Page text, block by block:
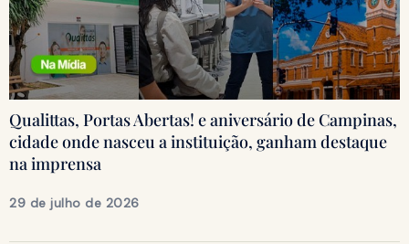
Qualittas, Portas Abertas! e aniversário de Campinas,
cidade onde nasceu a instituição, ganham destaque
na imprensa
29 de julho de 2026